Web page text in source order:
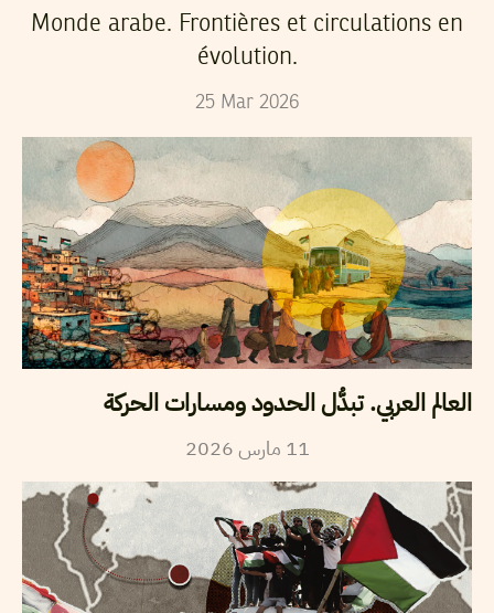
Monde arabe. Frontières et circulations en
évolution.
25 Mar 2026
العالم العربي. تبدُّل الحدود ومسارات الحركة
11 مارس2026